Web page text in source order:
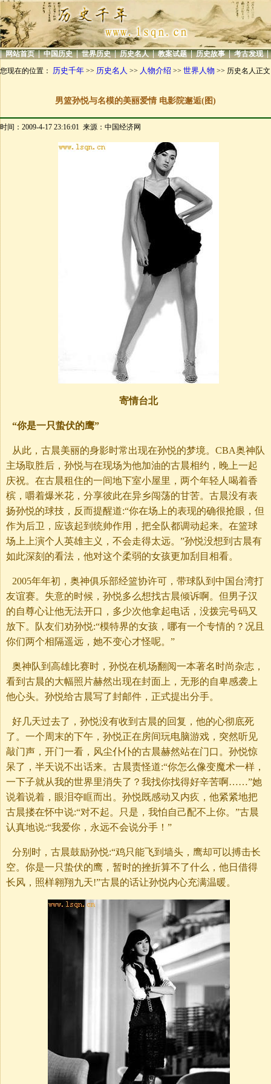
| 网站首页 | 中国历史 | 世界历史 | 历史名人 | 教案试题 | 历史故事 | 考古发现 |
您现在的位置： 历史千年 >> 历史名人 >> 人物介绍 >> 世界人物 >> 历史名人正文
男篮孙悦与名模的美丽爱情 电影院邂逅(图)
时间：2009-4-17 23:16:01 来源：中国经济网
寄情台北
“你是一只蛰伏的鹰”
从此，古晨美丽的身影时常出现在孙悦的梦境。CBA奥神队
主场取胜后，孙悦与在现场为他加油的古晨相约，晚上一起
庆祝。在古晨租住的一间地下室小屋里，两个年轻人喝着香
槟，嚼着爆米花，分享彼此在异乡闯荡的甘苦。古晨没有表
扬孙悦的球技，反而提醒道:“你在场上的表现的确很抢眼，但
作为后卫，应该起到统帅作用，把全队都调动起来。在篮球
场上上演个人英雄主义，不会走得太远。”孙悦没想到古晨有
如此深刻的看法，他对这个柔弱的女孩更加刮目相看。
2005年年初，奥神俱乐部经篮协许可，带球队到中国台湾打
友谊赛。失意的时候，孙悦多么想找古晨倾诉啊。但男子汉
的自尊心让他无法开口，多少次他拿起电话，没拨完号码又
放下。队友们劝孙悦:“模特界的女孩，哪有一个专情的？况且
你们两个相隔遥远，她不变心才怪呢。”
奥神队到高雄比赛时，孙悦在机场翻阅一本著名时尚杂志，
看到古晨的大幅照片赫然出现在封面上，无形的自卑感袭上
他心头。孙悦给古晨写了封邮件，正式提出分手。
好几天过去了，孙悦没有收到古晨的回复，他的心彻底死
了。一个周末的下午，孙悦正在房间玩电脑游戏，突然听见
敲门声，开门一看，风尘仆仆的古晨赫然站在门口。孙悦惊
呆了，半天说不出话来。古晨责怪道:“你怎么像变魔术一样，
一下子就从我的世界里消失了？我找你找得好辛苦啊……”她
说着说着，眼泪夺眶而出。孙悦既感动又内疚，他紧紧地把
古晨搂在怀中说:“对不起。只是，我怕自己配不上你。”古晨
认真地说:“我爱你，永远不会说分手！”
分别时，古晨鼓励孙悦:“鸡只能飞到墙头，鹰却可以搏击长
空。你是一只蛰伏的鹰，暂时的挫折算不了什么，他日借得
长风，照样翱翔九天!”古晨的话让孙悦内心充满温暖。